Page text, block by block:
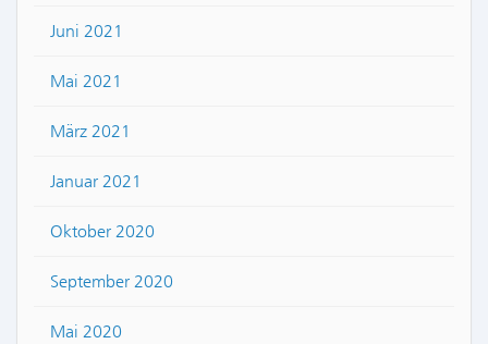
Juni 2021
Mai 2021
März 2021
Januar 2021
Oktober 2020
September 2020
Mai 2020